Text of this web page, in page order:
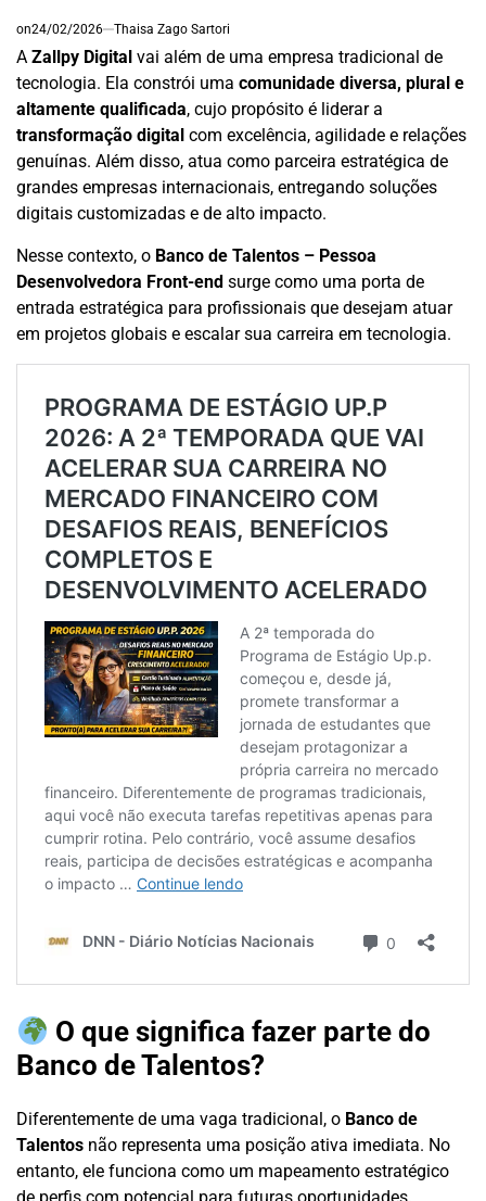
on24/02/2026 Thaisa Zago Sartori
A Zallpy Digital vai além de uma empresa tradicional de
tecnologia. Ela constrói uma comunidade diversa, plural e
altamente qualificada, cujo propósito é liderar a
transformação digital com excelência, agilidade e relações
genuínas. Além disso, atua como parceira estratégica de
grandes empresas internacionais, entregando soluções
digitais customizadas e de alto impacto.
Nesse contexto, o Banco de Talentos – Pessoa
Desenvolvedora Front-end surge como uma porta de
entrada estratégica para profissionais que desejam atuar
em projetos globais e escalar sua carreira em tecnologia.
O que significa fazer parte do
Banco de Talentos?
Diferentemente de uma vaga tradicional, o Banco de
Talentos não representa uma posição ativa imediata. No
entanto, ele funciona como um mapeamento estratégico